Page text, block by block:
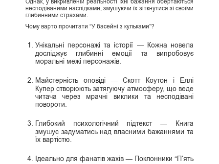
Однак, у викривленій реальності їхні бажання обертаються
несподіваними наслідками, змушуючи їх зіткнутися зі своїми
глибинними страхами.
Чому варто прочитати “У басейні з кульками”?
Унікальні персонажі та історії — Кожна новела
досліджує глибинні емоції та випробовує
моральні межі персонажів.
Майстерність оповіді — Скотт Коутон і Еллі
Купер створюють затягуючу атмосферу, що веде
читача через мрачні виклики та несподівані
повороти.
Глибокий психологічний підтекст — Книга
змушує задуматись над власними бажаннями та
їх вартістю.
Ідеально для фанатів жахів — Поклонники “П’ять